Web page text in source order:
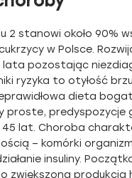
2 stanowi około 90%
w Polsce.
pozostając
ryzyka to otyłość
dieta
proste, predyspozycje
45 lat. Choroba
– komórki
insuliny.
zwiększoną produkcją